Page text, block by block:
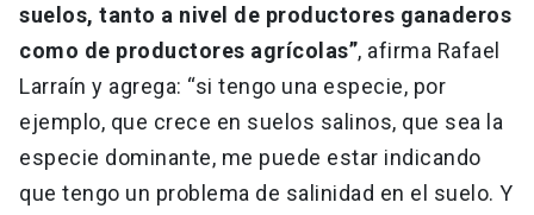
suelos, tanto a nivel de productores ganaderos
como de productores agrícolas”, afirma Rafael
Larraín y agrega: “si tengo una especie, por
ejemplo, que crece en suelos salinos, que sea la
especie dominante, me puede estar indicando
que tengo un problema de salinidad en el suelo. Y